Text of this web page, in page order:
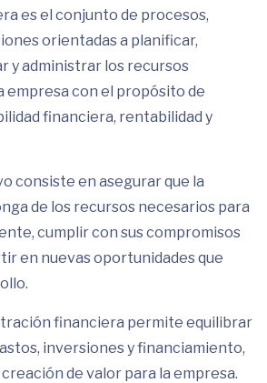
es el conjunto de procesos,
orientadas a planificar,
y administrar los recursos
empresa con el propósito de
financiera, rentabilidad y
consiste en asegurar que la
de los recursos necesarios para
cumplir con sus compromisos
en nuevas oportunidades que
financiera permite equilibrar
inversiones y financiamiento,
de valor para la empresa.